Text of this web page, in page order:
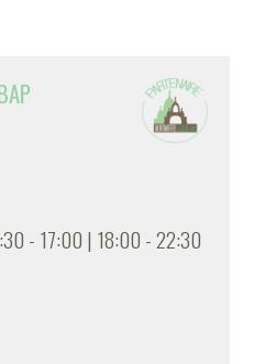
- 17:00 | 18:00 - 22:30